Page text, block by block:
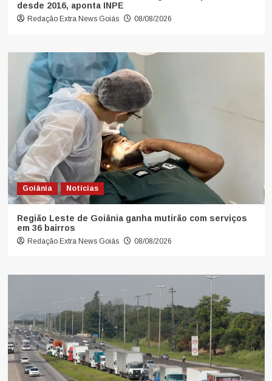
desde 2016, aponta INPE
Redação Extra News Goiás 08/08/2026
Goiânia Notícias
Região Leste de Goiânia ganha mutirão com serviços
em 36 bairros
Redação Extra News Goiás 08/08/2026